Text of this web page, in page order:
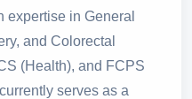
expertise in General
and Colorectal
(Health), and FCPS
serves as a